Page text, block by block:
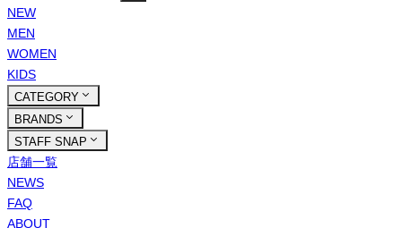
NEW
MEN
WOMEN
KIDS
CATEGORY
BRANDS
STAFF SNAP
店舗一覧
NEWS
FAQ
ABOUT